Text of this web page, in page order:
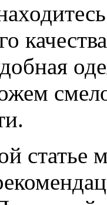
статье